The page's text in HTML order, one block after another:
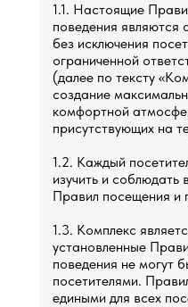
1.1. Настоящие
поведения являются
без исключения
ограниченной
(далее по тексту
создание
комфортной
присутствующих на
1.2. Каждый
изучить и
Правил посещения и
1.3. Комплекс
установленные
поведения не могут
посетителями.
едиными для всех